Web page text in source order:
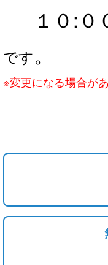
１０:０
です。
※変更になる場合が